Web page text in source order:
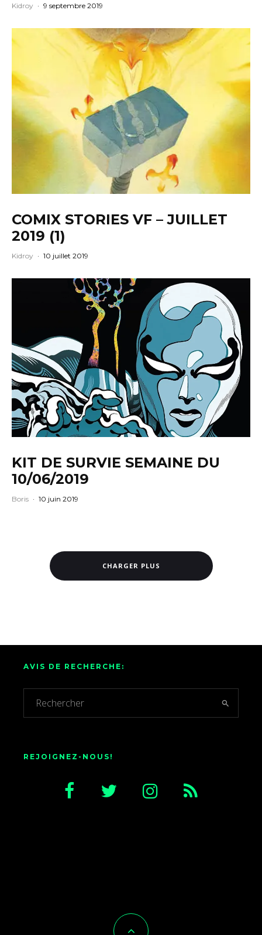
Kidroy · 9 septembre 2019
COMIX STORIES VF – JUILLET
2019 (1)
Kidroy · 10 juillet 2019
KIT DE SURVIE SEMAINE DU
10/06/2019
Boris · 10 juin 2019
CHARGER PLUS
AVIS DE RECHERCHE:
REJOIGNEZ-NOUS!